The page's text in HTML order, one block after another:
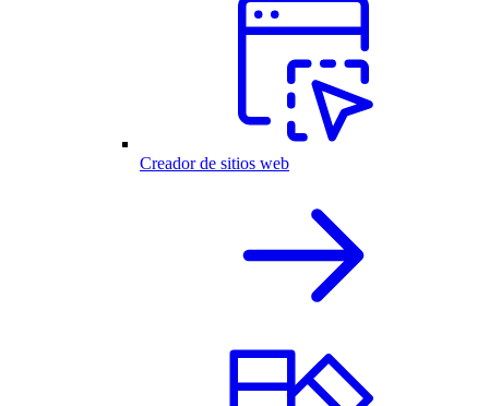
Creador de sitios web